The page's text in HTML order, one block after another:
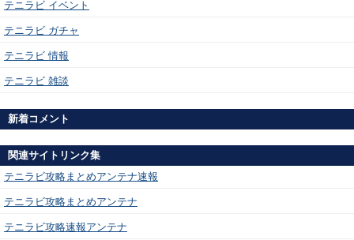
テニラビ イベント
テニラビ ガチャ
テニラビ 情報
テニラビ 雑談
新着コメント
関連サイトリンク集
テニラビ攻略まとめアンテナ速報
テニラビ攻略まとめアンテナ
テニラビ攻略速報アンテナ